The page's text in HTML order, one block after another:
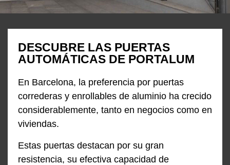
DESCUBRE LAS PUERTAS
AUTOMÁTICAS DE PORTALUM
En Barcelona, la preferencia por puertas
correderas y enrollables de aluminio ha crecido
considerablemente, tanto en negocios como en
viviendas.
Estas puertas destacan por su gran
resistencia, su efectiva capacidad de